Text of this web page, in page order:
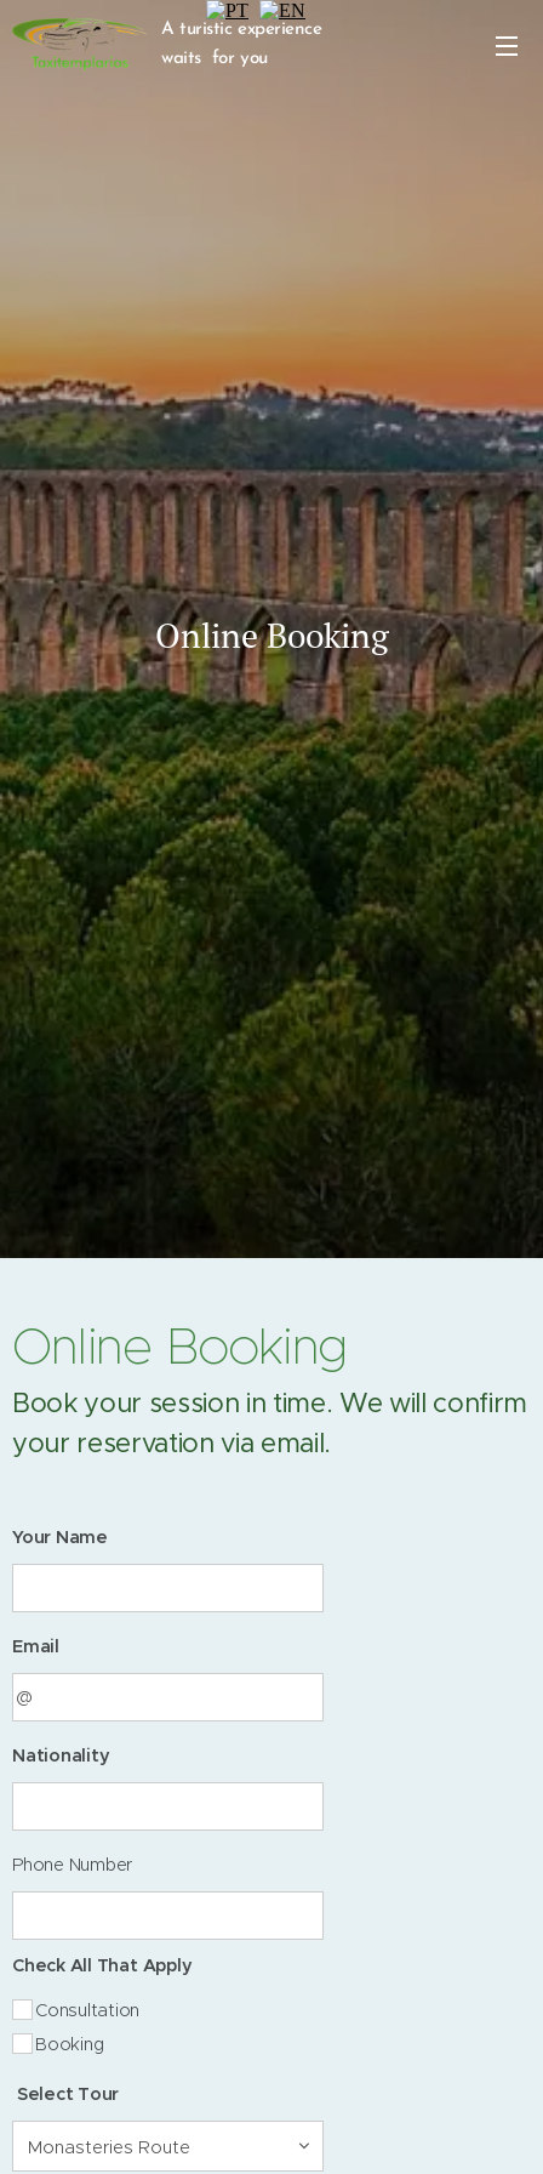
A turistic experience
waits for you
Online Booking
Online Booking
Book your session in time. We will confirm
your reservation via email.
Your Name
Email
Nationality
Phone Number
Check All That Apply
Consultation
Booking
Select Tour